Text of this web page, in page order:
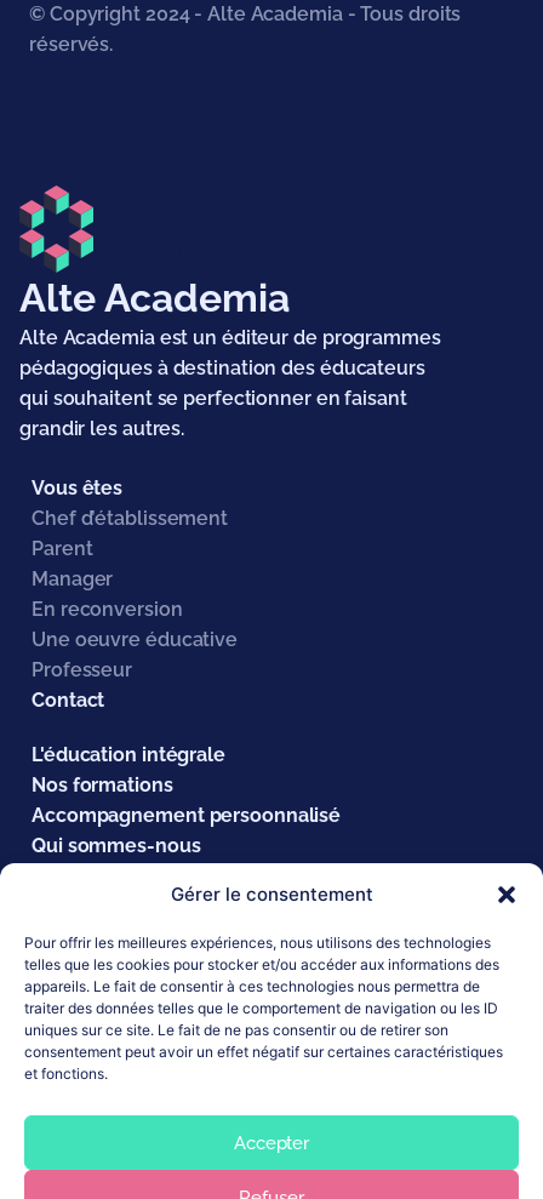
Gérer le consentement
Pour offrir les meilleures expériences, nous utilisons des technologies
telles que les cookies pour stocker et/ou accéder aux informations des
appareils. Le fait de consentir à ces technologies nous permettra de
traiter des données telles que le comportement de navigation ou les ID
uniques sur ce site. Le fait de ne pas consentir ou de retirer son
consentement peut avoir un effet négatif sur certaines caractéristiques
et fonctions.
Accepter
© Copyright 2024 - Alte Academia - Tous droits
réservés.
Alte Academia
Alte Academia est un éditeur de programmes
pédagogiques à destination des éducateurs
qui souhaitent se perfectionner en faisant
grandir les autres.
Vous êtes
Chef d’établissement
Parent
Manager
En reconversion
Une oeuvre éducative
Professeur
Contact
L'éducation intégrale
Nos formations
Accompagnement persoonnalisé
Qui sommes-nous
Actualités
Suivez-nous sur :
Mentions légales